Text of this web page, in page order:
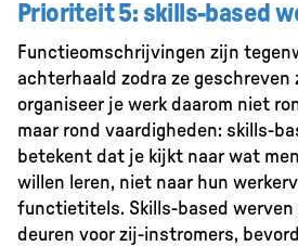
Prioriteit 5: skills-based
Functieomschrijvingen zijn
achterhaald zodra ze geschreven
organiseer je werk daarom niet
maar rond vaardigheden: skills-
betekent dat je kijkt naar wat
willen leren, niet naar hun
functietitels. Skills-based werven
deuren voor zij-instromers,